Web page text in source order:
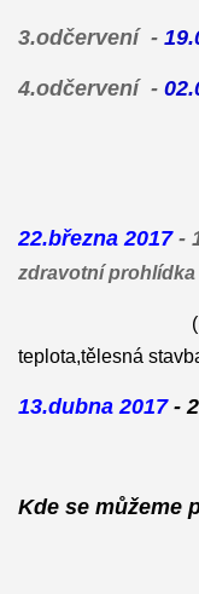
3.odčervení -
4.odčervení -
22.března 2017-
zdravotní prohlídka
( srdce,
teplota,tělesná
13.dubna 2017 -
Kde se můžeme